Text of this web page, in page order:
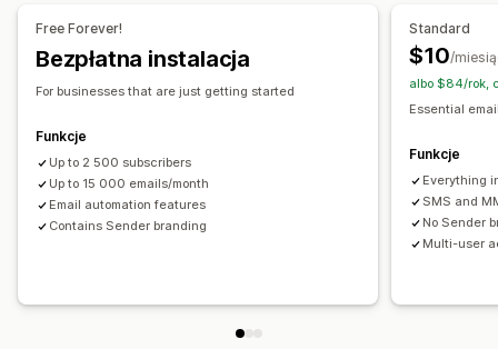
E-maile o odzyskaniu klienta
Kampanie kropelkowe
Kampanie niestandardowe
Edytor
Wzorce
Czcionka niestandardowa
Domeny e-mailowe Gromadzenie zgód
Listy zarejestrowanych adresów e-mail
Listy zarejestrowanych numerów do wysyłania SMS-ów
Geolokalizacja Segmentacja Oznaczanie Śledzenie
Informacje i wskazówki
Analizy w czasie rzeczywistym
Segmenty niestandardowe
Opt-in
Automatyzacja workflow
Odzyskiwanie koszyka
Kody rabatowe
Potwierdzenia zamówienia
Wiadomości powitalne
Kampanie mające na celu odzyskanie klienta
Free Forever!
Bezpłatna instalacja
For businesses that are just getting started
Funkcje
Up to 2 500 subscribers
Up to 15 000 emails/month
Email automation features
Contains Sender branding
Standard
$10/
albo $84/rok,
Essential
Funkcje
Everything
SMS and
No Sender
Multi-user